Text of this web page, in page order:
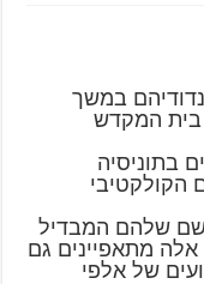
במשך
בית המקדש
בתוניסיה
הקולקטיבי
שלהם המבדיל
מתאפיינים גם
של אלפי